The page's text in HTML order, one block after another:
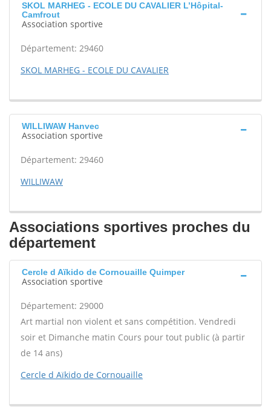
SKOL MARHEG - ECOLE DU CAVALIER L’Hôpital-
Camfrout
Association sportive
Département: 29460
SKOL MARHEG - ECOLE DU CAVALIER
WILLIWAW Hanvec
Association sportive
Département: 29460
WILLIWAW
Associations sportives proches du
département
Cercle d Aïkido de Cornouaille Quimper
Association sportive
Département: 29000
Art martial non violent et sans compétition. Vendredi
soir et Dimanche matin Cours pour tout public (à partir
de 14 ans)
Cercle d Aïkido de Cornouaille